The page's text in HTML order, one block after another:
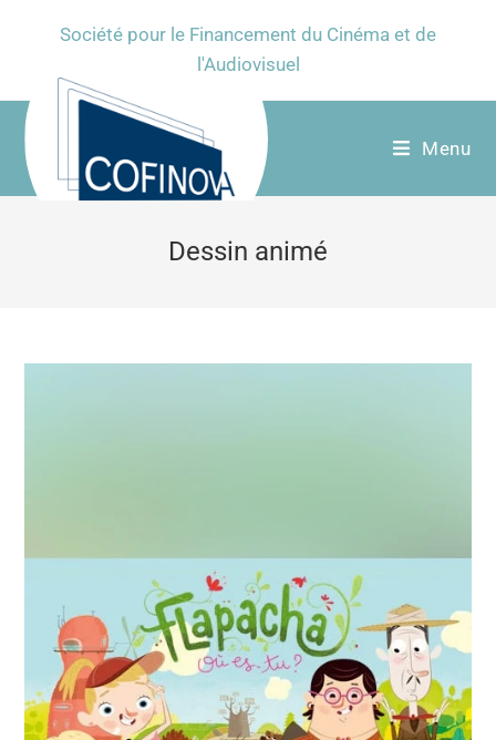
Société pour le Financement du Cinéma et de
l'Audiovisuel
Menu
Dessin animé